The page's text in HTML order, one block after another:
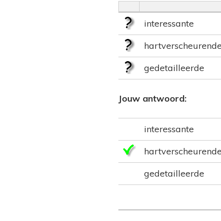
interessante
gedetailleerde
Jouw antwoord:
interessante
gedetailleerde